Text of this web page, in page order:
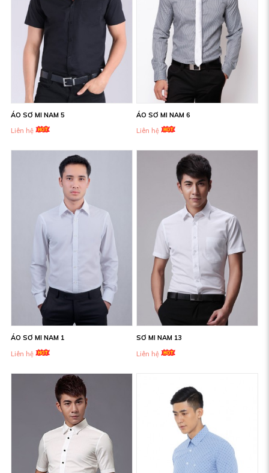
ÁO SƠ MI NAM 5
Liên hệ
ÁO SƠ MI NAM 6
Liên hệ
ÁO SƠ MI NAM 1
Liên hệ
SƠ MI NAM 13
Liên hệ